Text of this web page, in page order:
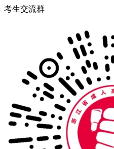
考生交流群